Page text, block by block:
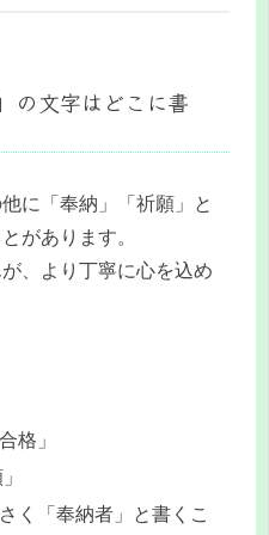
の文字はどこに書
に「奉納」「祈願」と
があります。
、より丁寧に心を込め
格」
く「奉納者」と書くこ